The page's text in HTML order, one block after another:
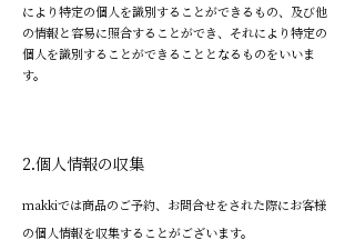
により特定の個人を識別することができるもの、及び他
の情報と容易に照合することができ、それにより特定の
個人を識別することができることとなるものをいいま
す。
2.個人情報の収集
makkiでは商品のご予約、お問合せをされた際にお客様
の個人情報を収集することがございます。